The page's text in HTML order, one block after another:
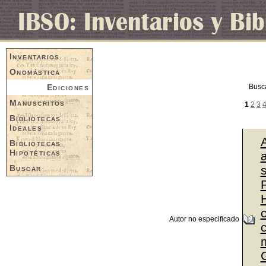
Inventarios
Onomástica
Ediciones
Manuscritos
Bibliotecas
Ideales
Bibliotecas
Hipotéticas
Buscar
1 2 3 4
Autor no especificado